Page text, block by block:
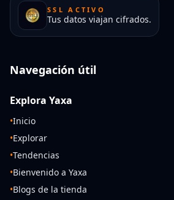
SSL ACTIVO
Tus datos viajan cifrados.
Navegación útil
Explora Yaxa
•Inicio
•Explorar
•Tendencias
•Bienvenido a Yaxa
•Blogs de la tienda